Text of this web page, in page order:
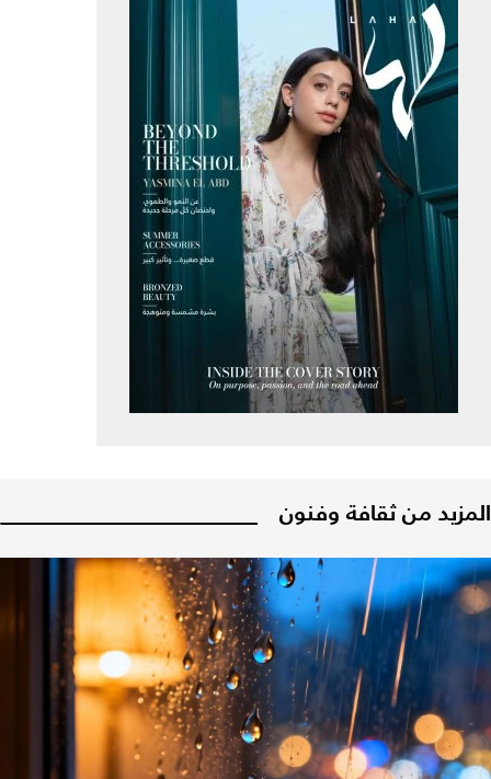
المزيد من ثقافة وفنون